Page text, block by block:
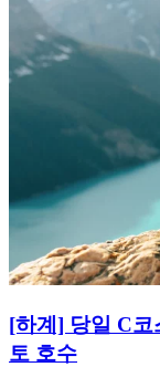
[하계] 당일 C코
토 호수